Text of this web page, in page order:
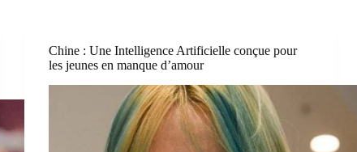
Chine : Une Intelligence Artificielle conçue pour
les jeunes en manque d’amour